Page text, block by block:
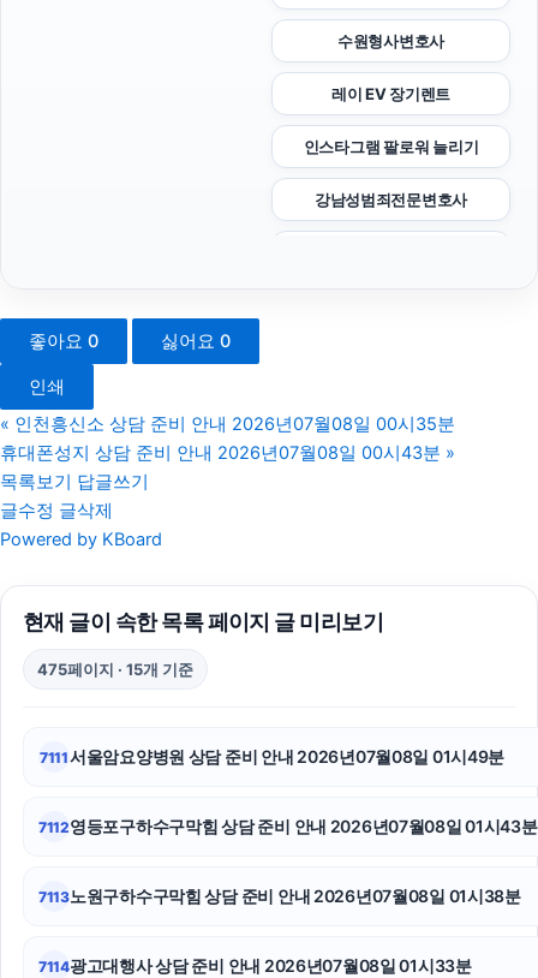
수원형사변호사
레이 EV 장기렌트
인스타그램 팔로워 늘리기
강남성범죄전문변호사
부천이혼전문변호사
서대문구하수구막힘
강아지파양
조정이혼
인천흥신소
좋아요 0 싫어요 0
인쇄
« 인천흥신소 상담 준비 안내 2026년07월08일 00시35분
휴대폰성지 상담 준비 안내 2026년07월08일 00시43분 »
목록보기
답글쓰기
글수정 글삭제
Powered by KBoard
현재 글이 속한 목록 페이지 글 미리보기
475페이지 · 15개 기준
7111서울암요양병원 상담 준비 안내 2026년07월08일 01시49분
7112영등포구하수구막힘 상담 준비 안내 2026년07월08일 01시43분
7113노원구하수구막힘 상담 준비 안내 2026년07월08일 01시38분
7114광고대행사 상담 준비 안내 2026년07월08일 01시33분